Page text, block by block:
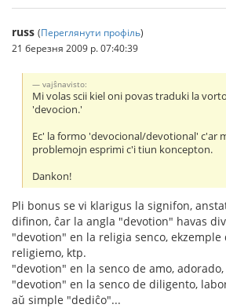
russ (Переглянути профіль)
21 березня 2009 р. 07:40:39
vajŝnavisto:
Mi volas scii kiel oni povas traduki la
'devocion.'
Ec' la formo 'devocional/devotional' c'ar
problemojn esprimi c'i tiun koncepton.
Dankon!
Pli bonus se vi klarigus la signifon,
difinon, ĉar la angla "devotion" havas
"devotion" en la religia senco, ekzemple
religiemo, ktp.
"devotion" en la senco de amo,
"devotion" en la senco de diligento,
aŭ simple "dediĉo"...